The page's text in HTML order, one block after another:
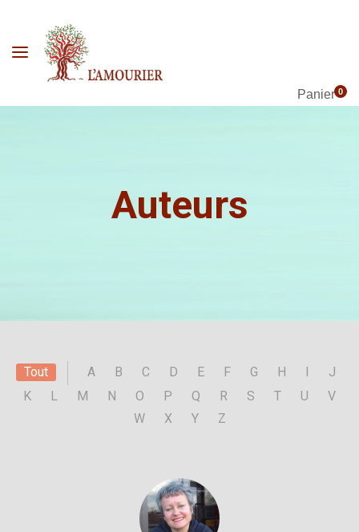
Panier0
Auteurs
Tout A B C D E F G H
J
K
L M N O P Q R S T U
V
W
X Y Z